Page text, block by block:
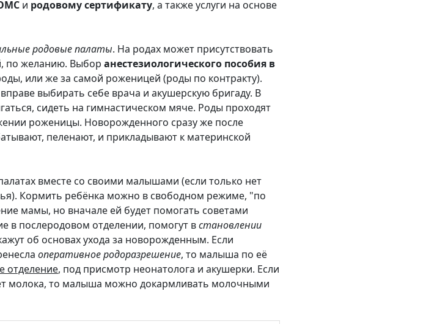
и родовому сертификату, а также услуги на основе
родовые палаты. На родах может присутствовать
по желанию. Выбор анестезиологического пособия в
или же за самой роженицей (роды по контракту).
выбирать себе врача и акушерскую бригаду. В
сидеть на гимнастическом мяче. Роды проходят
роженицы. Новорожденного сразу же после
пеленают, и прикладывают к материнской
вместе со своими малышами (если только нет
Кормить ребёнка можно в свободном режиме, "по
мамы, но вначале ей будет помогать советами
в послеродовом отделении, помогут встановлении
об основах ухода за новорожденным. Если
оперативное родоразрешение, то малыша по её
отделение, под присмотр неонатолога и акушерки. Если
молока, то малыша можно докармливать молочными